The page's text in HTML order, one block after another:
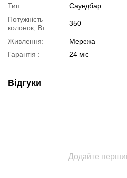
Тип:
Саундбар
Потужність
колонок, Вт:
350
Живлення:
Мережа
Гарантія :
24 міс
Відгуки
Додайте